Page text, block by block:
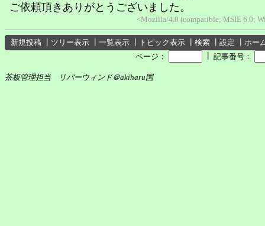
ご依頼頂きありがとうございました。
<Mozilla/4.0 (compatible; MSIE 6.0;
新規投稿 ツリー表示 一覧表示 トピック表示 検索 設定
ホー
ページ：
記事番号：
茶板管理担当 リバーウィンド＠akiharu国